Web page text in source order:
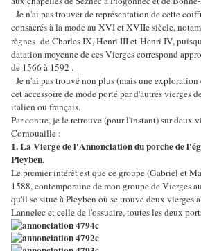
Je n'ai pas trouver de représentation de cette
consacrés à la mode au XVI et XVIIe siècle,
règnes de Charles IX, Henri III et Henri IV,
datation moyenne de ces Vierges correspond
de 1566 à 1592 .
Je n'ai pas trouvé non plus (mais une
cet accessoire de mode porté par d'autres vierges
italien ou français.
Par contre, je le retrouve (pour l'instant) sur deux
Cornouaille :
1. La Vierge de l'Annonciation du porche de
Pleyben.
Le premier intérêt est que ce groupe (Gabriel et
1588, contemporaine de mon groupe de Vierges
qu'il se situe à Pleyben où se trouve deux vierges
Lannelec et celle de l'ossuaire, toutes les deux